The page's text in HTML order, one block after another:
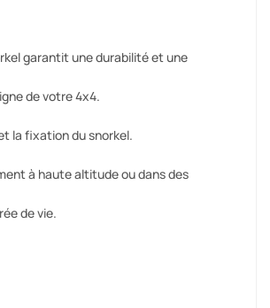
garantit une durabilité et une
de votre 4x4.
la fixation du snorkel.
à haute altitude ou dans des
de vie.